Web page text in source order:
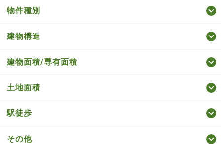
物件種別
建物構造
建物面積/専有面積
土地面積
駅徒歩
その他